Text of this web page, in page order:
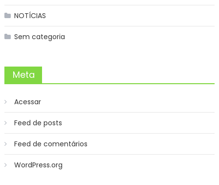
NOTÍCIAS
Sem categoria
Meta
Acessar
Feed de posts
Feed de comentários
WordPress.org